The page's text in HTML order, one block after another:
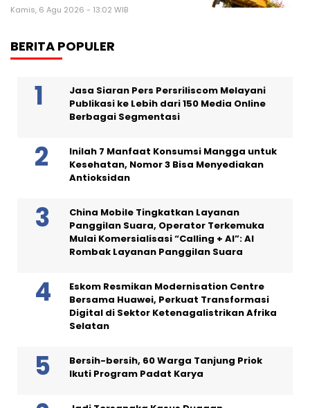
Kamis, 6 Agu 2026 - 13:02 WIB
BERITA POPULER
Jasa Siaran Pers Persriliscom Melayani
Publikasi ke Lebih dari 150 Media Online
Berbagai Segmentasi
Inilah 7 Manfaat Konsumsi Mangga untuk
Kesehatan, Nomor 3 Bisa Menyediakan
Antioksidan
China Mobile Tingkatkan Layanan
Panggilan Suara, Operator Terkemuka
Mulai Komersialisasi “Calling + AI”: AI
Rombak Layanan Panggilan Suara
Eskom Resmikan Modernisation Centre
Bersama Huawei, Perkuat Transformasi
Digital di Sektor Ketenagalistrikan Afrika
Selatan
Bersih-bersih, 60 Warga Tanjung Priok
Ikuti Program Padat Karya